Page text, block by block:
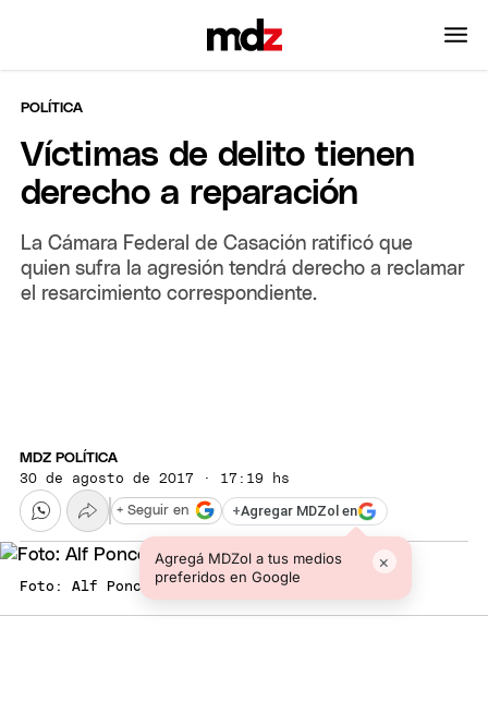
POLÍTICA
Víctimas de delito tienen
derecho a reparación
La Cámara Federal de Casación ratificó que
quien sufra la agresión tendrá derecho a reclamar
el resarcimiento correspondiente.
MDZ POLÍTICA
30 de agosto de 2017 · 17:19 hs
+Agregar MDZol en
Agregá MDZol a tus medios
preferidos en Google
×
+ Seguir en
Foto: Alf Ponce / MDZ